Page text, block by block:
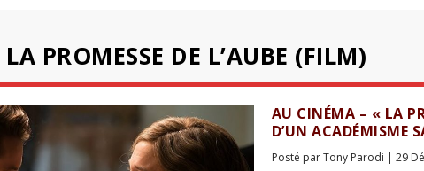
LA PROMESSE DE L’AUBE (FILM)
AU CINÉMA – « LA
D’UN ACADÉMISME
Posté parTony Parodi | 29